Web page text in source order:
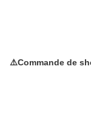
⚠️Commande de